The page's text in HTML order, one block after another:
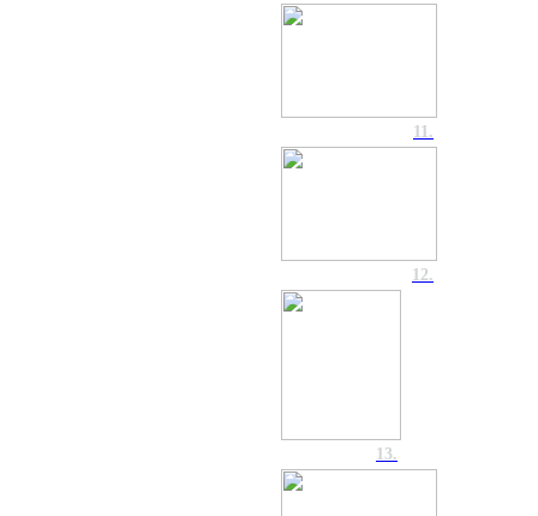
11.
12.
13.